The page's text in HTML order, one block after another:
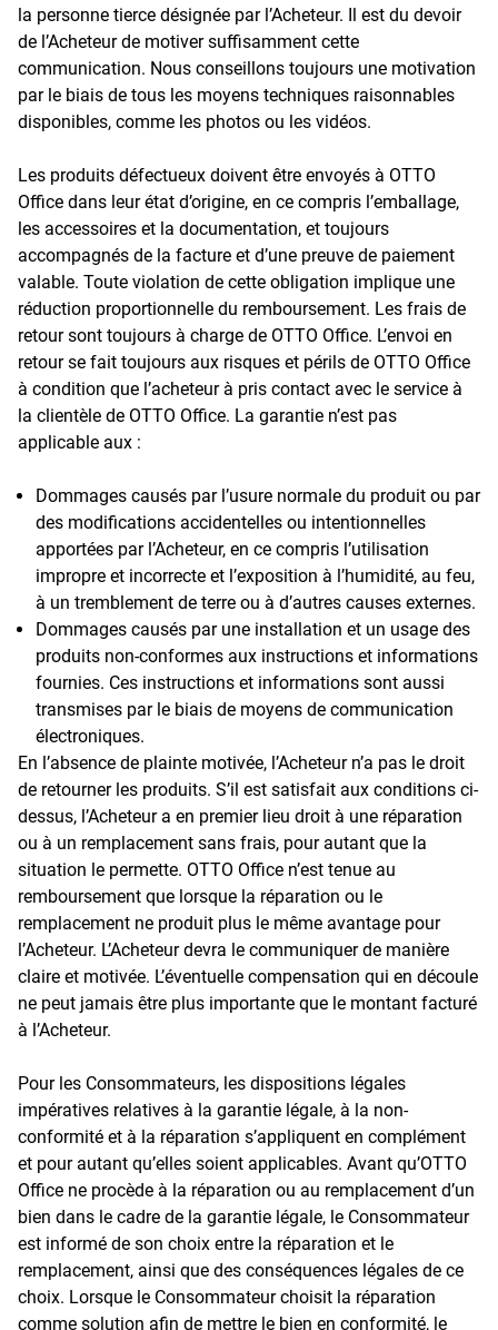
la personne tierce désignée par l’Acheteur. Il est du devoir
de l’Acheteur de motiver suffisamment cette
communication. Nous conseillons toujours une motivation
par le biais de tous les moyens techniques raisonnables
disponibles, comme les photos ou les vidéos.
Les produits défectueux doivent être envoyés à OTTO
Office dans leur état d’origine, en ce compris l’emballage,
les accessoires et la documentation, et toujours
accompagnés de la facture et d’une preuve de paiement
valable. Toute violation de cette obligation implique une
réduction proportionnelle du remboursement. Les frais de
retour sont toujours à charge de OTTO Office. L’envoi en
retour se fait toujours aux risques et périls de OTTO Office
à condition que l’acheteur à pris contact avec le service à
la clientèle de OTTO Office. La garantie n’est pas
applicable aux :
Dommages causés par l’usure normale du produit ou par
des modifications accidentelles ou intentionnelles
apportées par l’Acheteur, en ce compris l’utilisation
impropre et incorrecte et l’exposition à l’humidité, au feu,
à un tremblement de terre ou à d’autres causes externes.
Dommages causés par une installation et un usage des
produits non-conformes aux instructions et informations
fournies. Ces instructions et informations sont aussi
transmises par le biais de moyens de communication
électroniques.
En l’absence de plainte motivée, l’Acheteur n’a pas le droit
de retourner les produits. S’il est satisfait aux conditions ci-
dessus, l’Acheteur a en premier lieu droit à une réparation
ou à un remplacement sans frais, pour autant que la
situation le permette. OTTO Office n’est tenue au
remboursement que lorsque la réparation ou le
remplacement ne produit plus le même avantage pour
l’Acheteur. L’Acheteur devra le communiquer de manière
claire et motivée. L’éventuelle compensation qui en découle
ne peut jamais être plus importante que le montant facturé
à l’Acheteur.
Pour les Consommateurs, les dispositions légales
impératives relatives à la garantie légale, à la non-
conformité et à la réparation s’appliquent en complément
et pour autant qu’elles soient applicables. Avant qu’OTTO
Office ne procède à la réparation ou au remplacement d’un
bien dans le cadre de la garantie légale, le Consommateur
est informé de son choix entre la réparation et le
remplacement, ainsi que des conséquences légales de ce
choix. Lorsque le Consommateur choisit la réparation
comme solution afin de mettre le bien en conformité, le